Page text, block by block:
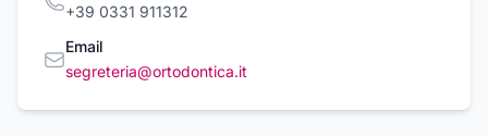
+39 0331 911312
Email
segreteria@ortodontica.it